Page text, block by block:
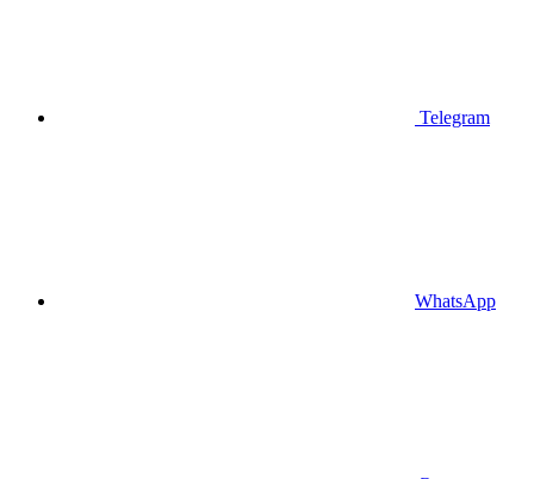
Telegram
WhatsApp